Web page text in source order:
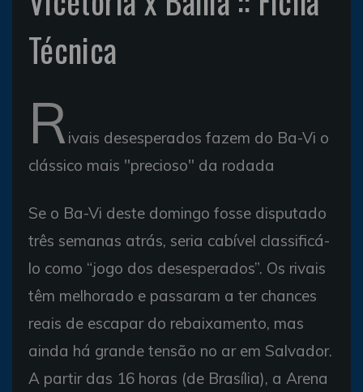
Técnica
Rivais desesperados fazem do Ba-Vi o
clássico mais "precioso" da rodada
Se o Ba-Vi deste domingo fosse disputado
três semanas atrás, seria cabível classificá-
lo como “jogo dos desesperados”. Os rivais
têm melhorado e passaram a ter chances
reais de escapar do rebaixamento, mas
ainda há grande tensão no ar em Salvador.
A partir das 16 horas (de Brasília), a Arena